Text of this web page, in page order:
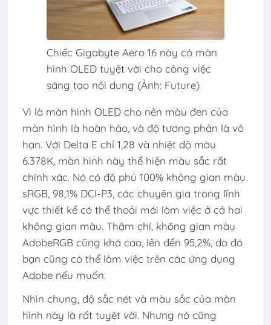
Chiếc Gigabyte Aero 16 này có màn
hình OLED tuyệt vời cho công việc
sáng tạo nội dung (Ảnh: Future)
Vì là màn hình OLED cho nên màu đen của
màn hình là hoàn hảo, và độ tương phản là vô
hạn. Với Delta E chỉ 1,28 và nhiệt độ màu
6.378K, màn hình này thể hiện màu sắc rất
chính xác. Nó có độ phủ 100% không gian màu
sRGB, 98,1% DCI-P3, các chuyên gia trong lĩnh
vực thiết kế có thể thoải mái làm việc ở cả hai
không gian màu. Thậm chí, không gian màu
AdobeRGB cũng khá cao, lên đến 95,2%, do đó
bạn cũng có thể làm việc trên các ứng dụng
Adobe nếu muốn.
Nhìn chung, độ sắc nét và màu sắc của màn
hình này là rất tuyệt vời. Nhưng nó cũng